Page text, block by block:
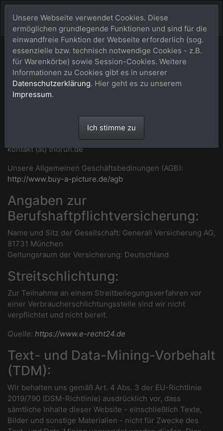
Impressum
Maike Thorun
Aegidienberger Str. 33 • 53604 Bad Honnef -
T: +49 2224 989992 (abends)
https://wa.me/492224989992
nur bei Aufruf von einem Handy)
kontakt (at) thorun.de
Unsere Allgemeinen Geschäftsbedinungen (AGB):
http://www.buy-a-picture.de/agb
Angaben zur
Berufshaftpflichtversicherung:
Name und Sitz der Gesellschaft: Generali Versicherung AG,
81731 München
Geltungsraum der Versicherung: Deutschland
Streitschlichtung:
Zur Teilnahme an einem Streitbeilegungsverfahren vor
einer Verbraucherschlichtungsstelle sind wir nicht
verpflichtet und nicht bereit.
Quelle: https://www.e-recht24.de
Text- und Data-Mining-Vorbehalt
(TDM):
Wir behalten uns gemäß Art. 4 Abs. 3 der EU-Richtlinie
2019/790 (DSM-Richtlinie) ausdrücklich vor, dass
sämtliche Inhalte dieser Website - einschließlich Texte,
Bilder und sonstige Materialien - nicht für Zwecke des
Unsere Webseite verwendet Cookies. Diese
ermöglichen grundlegende Funktionen und sind für die
einwandfreie Funktion der Webseite erforderlich (sog.
essenzielle bzw. technisch notwendige Cookies - z.B.
für Warenkörbe) sowie Session-Cookies. Weitere
Informationen zu Cookies gibt es in unserer
Datenschutzerklärung. Hier geht es zu unserem
Impressum.
Ich stimme zu